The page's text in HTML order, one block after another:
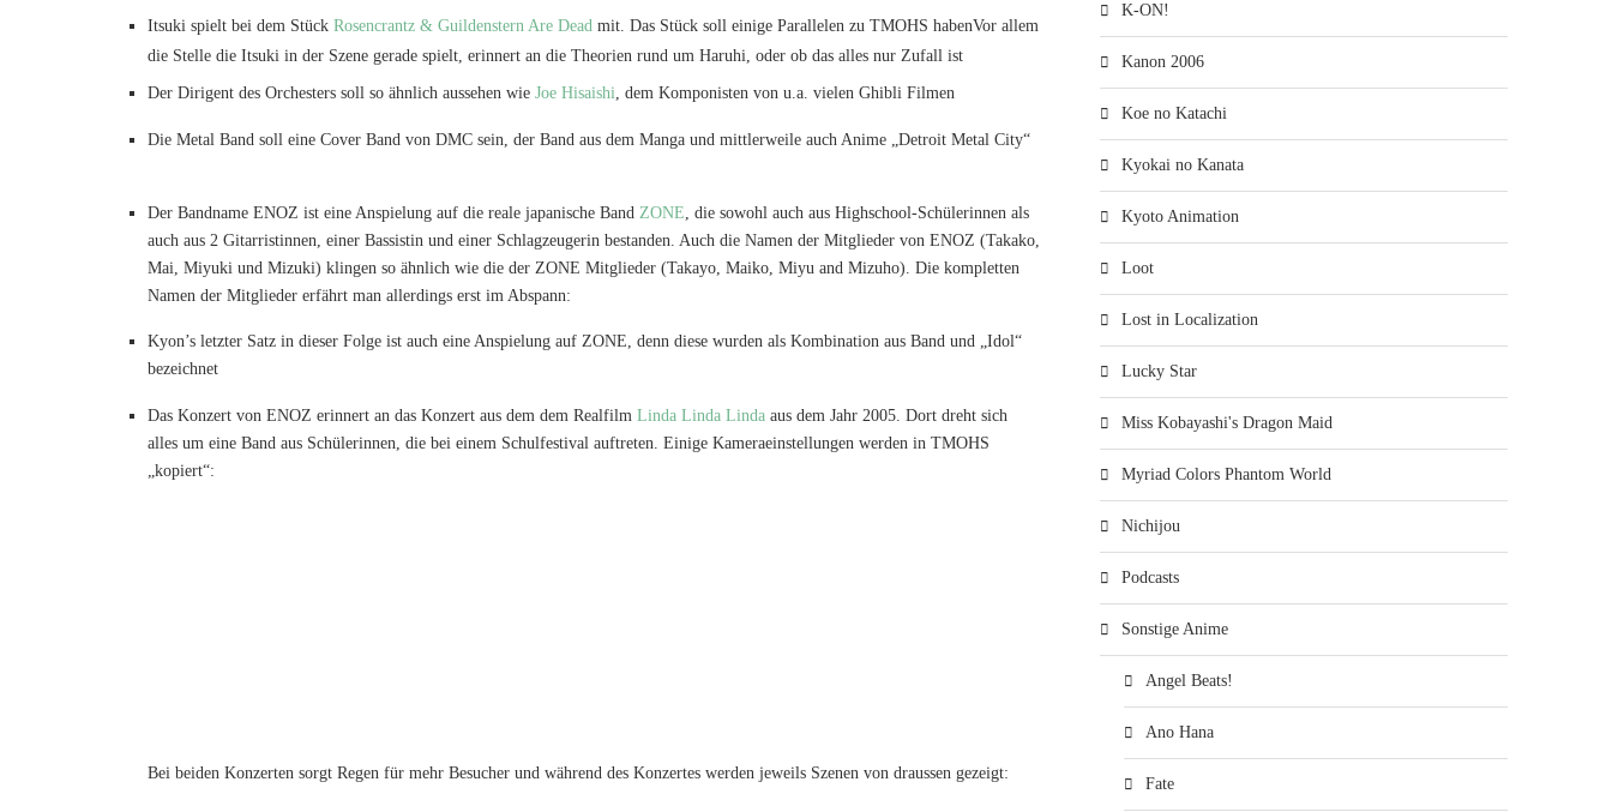
Itsuki spielt bei dem Stück Rosencrantz & Guildenstern Are Dead mit. Das Stück soll einige Parallelen zu TMOHS habenVor allem
die Stelle die Itsuki in der Szene gerade spielt, erinnert an die Theorien rund um Haruhi, oder ob das alles nur Zufall ist
Der Dirigent des Orchesters soll so ähnlich aussehen wie Joe Hisaishi, dem Komponisten von u.a. vielen Ghibli Filmen
Die Metal Band soll eine Cover Band von DMC sein, der Band aus dem Manga und mittlerweile auch Anime „Detroit Metal City“
Der Bandname ENOZ ist eine Anspielung auf die reale japanische Band ZONE, die sowohl auch aus Highschool-Schülerinnen als
auch aus 2 Gitarristinnen, einer Bassistin und einer Schlagzeugerin bestanden. Auch die Namen der Mitglieder von ENOZ (Takako,
Mai, Miyuki und Mizuki) klingen so ähnlich wie die der ZONE Mitglieder (Takayo, Maiko, Miyu and Mizuho). Die kompletten
Namen der Mitglieder erfährt man allerdings erst im Abspann:
Kyon’s letzter Satz in dieser Folge ist auch eine Anspielung auf ZONE, denn diese wurden als Kombination aus Band und „Idol“
bezeichnet
Das Konzert von ENOZ erinnert an das Konzert aus dem dem Realfilm Linda Linda Linda aus dem Jahr 2005. Dort dreht sich
alles um eine Band aus Schülerinnen, die bei einem Schulfestival auftreten. Einige Kameraeinstellungen werden in TMOHS
„kopiert“:
Bei beiden Konzerten sorgt Regen für mehr Besucher und während des Konzertes werden jeweils Szenen von draussen gezeigt:
K-ON!
Kanon 2006
Koe no Katachi
Kyokai no Kanata
Kyoto Animation
Loot
Lost in Localization
Lucky Star
Miss Kobayashi's Dragon Maid
Myriad Colors Phantom World
Nichijou
Podcasts
Sonstige Anime
Angel Beats!
Ano Hana
Fate